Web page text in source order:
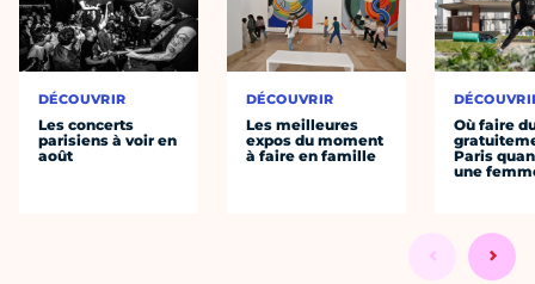
DÉCOUVRIR
Les concerts
parisiens à voir en
août
DÉCOUVRIR
Les meilleures
expos du moment
à faire en famille
Où faire
Paris
une